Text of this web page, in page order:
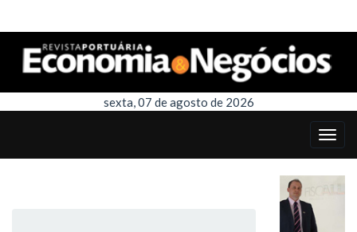
sexta, 07 de agosto de 2026